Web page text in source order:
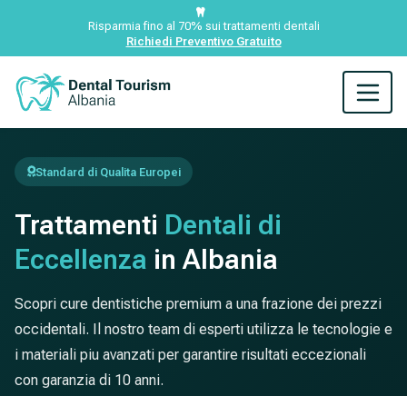
Risparmia fino al 70% sui trattamenti dentali
Richiedi Preventivo Gratuito
Standard di Qualita Europei
Trattamenti Dentali di
Eccellenza in Albania
Scopri cure dentistiche premium a una frazione dei prezzi
occidentali. Il nostro team di esperti utilizza le tecnologie e
i materiali piu avanzati per garantire risultati eccezionali
con garanzia di 10 anni.